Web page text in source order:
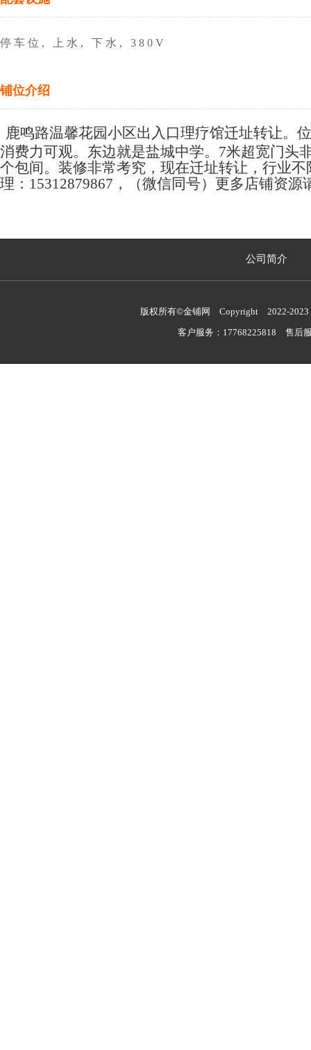
停车位, 上水, 下水, 380V
铺位介绍
鹿鸣路温馨花园小区出入口理疗馆迁址转让。
消费力可观。东边就是盐城中学。7米超宽门头
个包间。装修非常考究，现在迁址转让，行业
理：15312879867，（微信同号）更多店铺资
公司简介
版权所有©金铺网 Copyright 2022-
客户服务：17768225818 售后